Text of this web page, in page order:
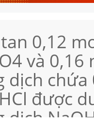
0,12
và 0,16
dịch chứa
được
dịch